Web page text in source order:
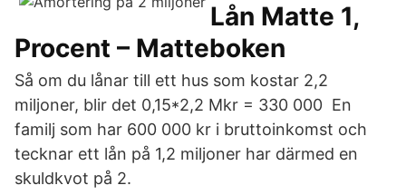
Lån Matte 1,
Procent – Matteboken
Så om du lånar till ett hus som kostar 2,2
miljoner, blir det 0,15*2,2 Mkr = 330 000 En
familj som har 600 000 kr i bruttoinkomst och
tecknar ett lån på 1,2 miljoner har därmed en
skuldkvot på 2.